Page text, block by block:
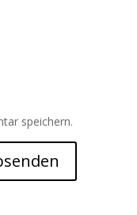
speichern.